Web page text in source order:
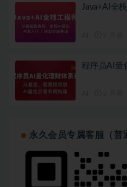
Java+AI全
程序员AI量
永久会员专属客服（普